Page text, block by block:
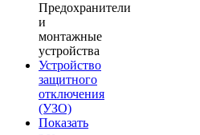
Предохранители
и
монтажные
устройства
Устройство
защитного
отключения
(УЗО)
Показать